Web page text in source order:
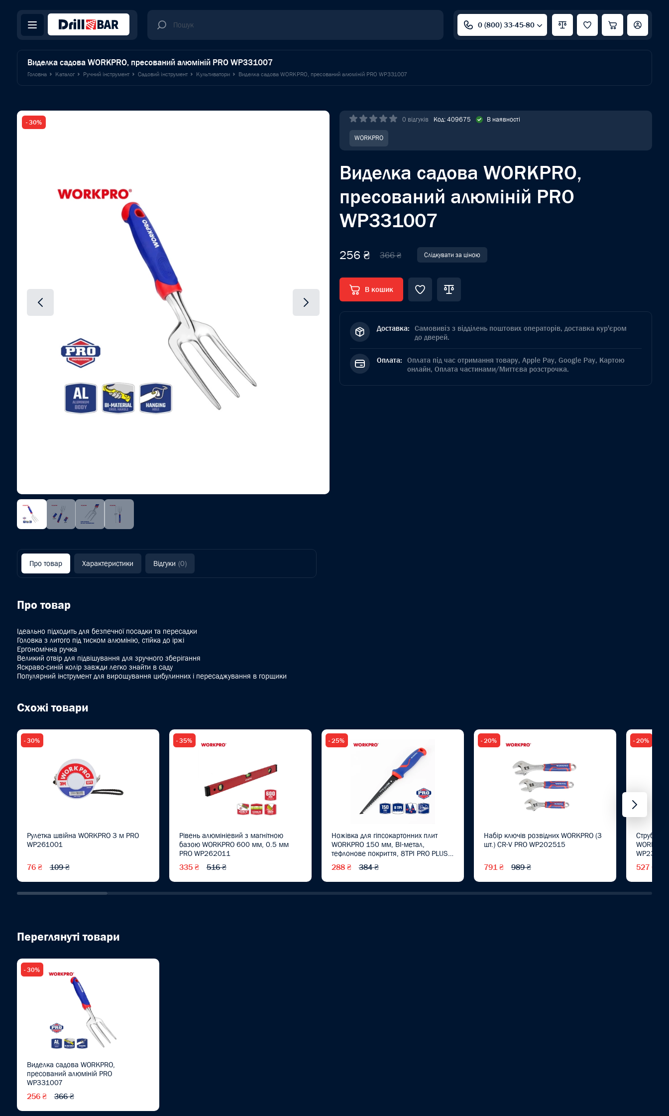
0 (800) 33-45-80
Виделка садова WORKPRO, пресований алюміній PRO WP331007
Головна Каталог Ручний інструмент Садовий інструмент Культиватори Виделка садова WORKPRO, пресований алюміній PRO WP331007
- 30% 0 відгуків Код: 409675 В наявності
WORKPRO
Виделка садова WORKPRO,
пресований алюміній PRO
WP331007
256 ₴ 366 ₴ Слідкувати за ціною
В кошик
Доставка: Самовивіз з відділень поштових операторів, доставка кур'єром
до дверей.
Оплата: Оплата під час отримання товару, Apple Pay, Google Pay, Картою
онлайн, Оплата частинами/Миттєва розстрочка.
Про товар Характеристики Відгуки (0)
Про товар
Ідеально підходить для безпечної посадки та пересадки
Головка з литого під тиском алюмінію, стійка до іржі
Ергономічна ручка
Великий отвір для підвішування для зручного зберігання
Яскраво-синій колір завжди легко знайти в саду
Популярний інструмент для вирощування цибулинних і пересаджування в горщики
Схожі товари
- 30%
Рулетка швійна WORKPRO 3 м PRO
WP261001
76 ₴ 109 ₴
- 35%
Рівень алюмініевий з магнітною
базою WORKPRO 600 мм, 0.5 мм
PRO WP262011
335 ₴ 516 ₴
- 25%
Ножівка для гіпсокартонних плит
WORKPRO 150 мм, BI-метал,
тефлонове покриття, 8TPI PRO PLUS
288 ₴ 384 ₴
- 20%
Набір ключів розвідних WORKPRO (3
шт.) CR-V PRO WP202515
791 ₴ 989 ₴
- 20%
527 ₴
Переглянуті товари
- 30%
Виделка садова WORKPRO,
пресований алюміній PRO
WP331007
256 ₴ 366 ₴